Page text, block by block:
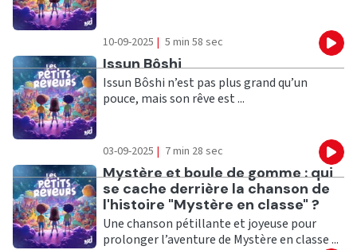
10-09-2025 | 5 min 58 sec
Ecouter
Issun Bôshi
Issun Bôshi n’est pas plus grand qu’un
pouce, mais son rêve est ...
03-09-2025 | 7 min 28 sec
Ecouter
Mystère et boule de gomme : qui
se cache derrière la chanson de
l'histoire "Mystère en classe" ?
Une chanson pétillante et joyeuse pour
prolonger l’aventure de Mystère en classe ...